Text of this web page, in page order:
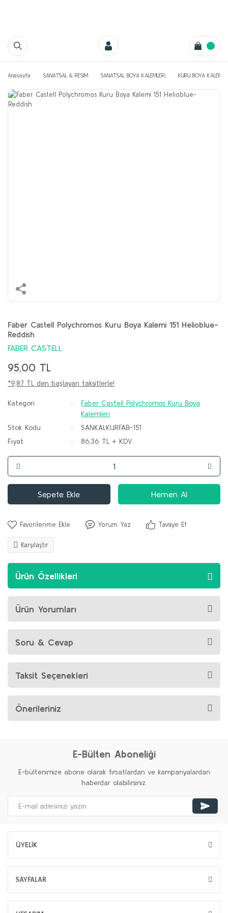
Anasayfa SANATSAL & RESİM SANATSAL BOYA KALEMLERİ KURU BOYA
Faber Castell Polychromos Kuru Boya Kalemi 151 Helioblue-
Reddish
FABER CASTELL
95,00 TL
*9,87 TL den başlayan taksitlerle!
Kategori
Faber Castell Polychromos Kuru Boya
Kalemleri
Stok Kodu
SANKALKURFAB-151
Fiyat
86,36 TL + KDV
Sepete Ekle Hemen Al
Yorum Yaz Tavsiye Et
Karşılaştır
Ürün Özellikleri
Ürün Yorumları
Soru & Cevap
Taksit Seçenekleri
Önerileriniz
E-Bülten Aboneliği
E-bültenimize abone olarak fırsatlardan ve kampanyalardan
haberdar olabilirsiniz.
ÜYELİK
SAYFALAR